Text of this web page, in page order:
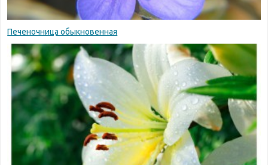
Печеночница обыкновенная